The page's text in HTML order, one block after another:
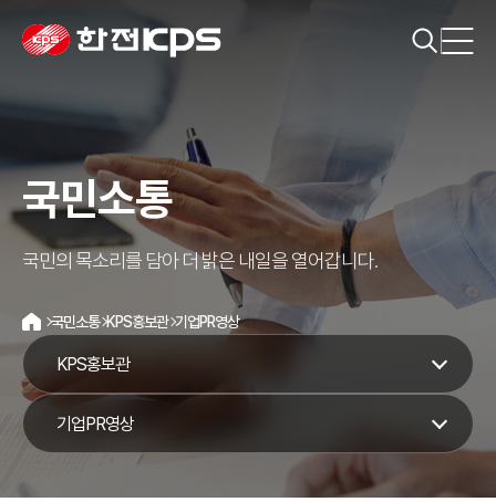
국민소통
국민의 목소리를 담아 더 밝은 내일을 열어갑니다.
홈 국민소통 KPS홍보관 기업PR영상
KPS홍보관
기업PR영상